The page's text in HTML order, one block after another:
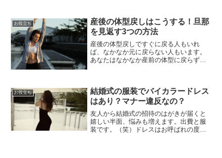
介します。常磐神社は水戸黄門の水戸光
圀公が祀る神社常磐神社は...
お役立ち
産後の体型戻しはこうする！旦那
を見返す3つの方法
産後の体型戻しですぐに戻る人もいれ
ば、なかなか元に戻らない人もいます。
あなたはなかなか産前の体型に戻らず、
ますのでしっかり戻して...
お役立ち
結婚式の服装でバイカラードレス
はあり？マナー違反なの？
友人から結婚式の招待のはがきが届くと
嬉しい半面、悩みも増えます。出費と服
装です。（笑）ドレスはお呼ばれの度に